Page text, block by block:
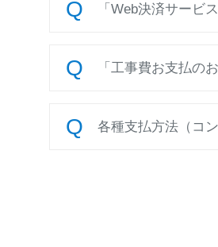
「Web決済サービ
「工事費お支払の
各種支払方法（コ